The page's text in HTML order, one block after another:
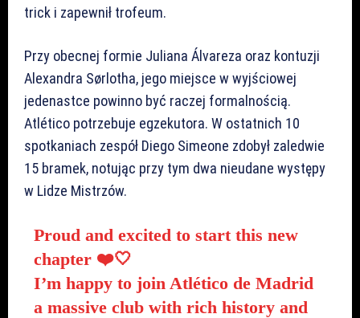
trick i zapewnił trofeum.
Przy obecnej formie Juliana Álvareza oraz kontuzji
Alexandra Sørlotha, jego miejsce w wyjściowej
jedenastce powinno być raczej formalnością.
Atlético potrzebuje egzekutora. W ostatnich 10
spotkaniach zespół Diego Simeone zdobył zaledwie
15 bramek, notując przy tym dwa nieudane występy
w Lidze Mistrzów.
Proud and excited to start this new
chapter ❤️🤍
I’m happy to join Atlético de Madrid
a massive club with rich history and